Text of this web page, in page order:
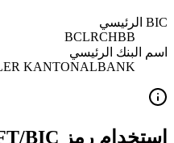
BIC الرئيسي
BCLRCHBB
اسم البنك الرئيسي
KANTONALBANK
استخدام رمز SWIFT/BIC هذا